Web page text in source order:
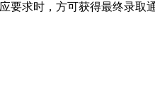
要求时，方可获得最终录取